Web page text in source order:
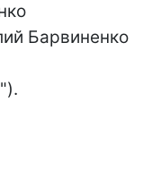
Барвиненко